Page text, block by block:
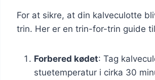
For at sikre, at din kalveculotte
trin. Her er en trin-for-trin guide
Forbered kødet: Tag
stuetemperatur i cirka 30